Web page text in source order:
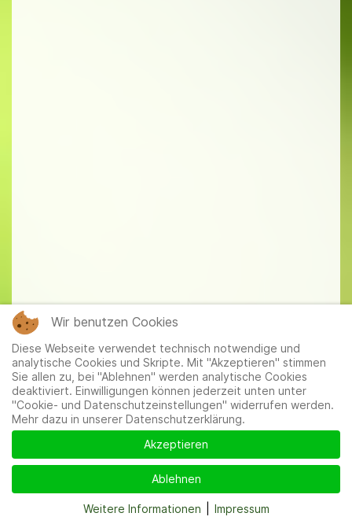
Wir benutzen Cookies
Diese Webseite verwendet technisch notwendige und
analytische Cookies und Skripte. Mit "Akzeptieren" stimmen
Sie allen zu, bei "Ablehnen" werden analytische Cookies
deaktiviert. Einwilligungen können jederzeit unten unter
"Cookie- und Datenschutzeinstellungen" widerrufen werden.
Mehr dazu in unserer Datenschutzerklärung.
Akzeptieren
Ablehnen
Weitere Informationen Impressum